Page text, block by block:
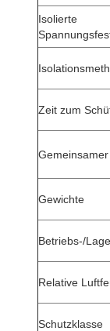
Isolierte
Zeit zum
Gemeinsamer
Gewichte
Betriebs-/
Relative
Schutzklasse